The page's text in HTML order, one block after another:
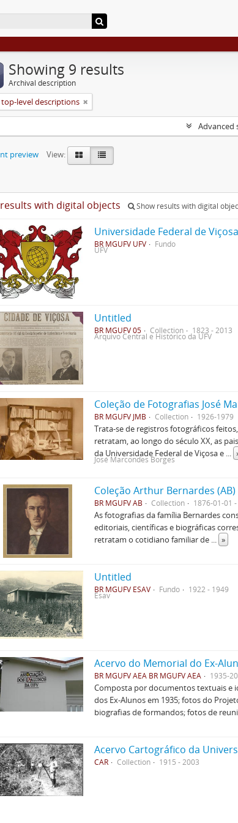
Showing 9 results
Archival description
level descriptions
Advanced
preview
View:
with digital objects Show results with digital
Universidade Federal de Viçosa
BR MGUFV UFV Fundo
UFV
Untitled
BR MGUFV 05 Collection 1823 - 2013
Arquivo Central e Histórico da UFV
Coleção de Fotografias José
BR MGUFV JMB Collection 1926-1979
Trata-se de registros fotográficos
retratam, ao longo do século XX, as
da Universidade Federal de Viçosa e
José Marcondes Borges
Coleção Arthur Bernardes (AB)
BR MGUFV AB Collection 1876-01-01
As fotografias da família Bernardes
editoriais, científicas e biográficas
retratam o cotidiano familiar de
»
Untitled
BR MGUFV ESAV Fundo 1922 - 1949
Esav
Acervo do Memorial do Ex-
BR MGUFV AEA BR MGUFV AEA 1935-
Composta por documentos textuais e
dos Ex-Alunos em 1935; fotos do
biografias de formandos; fotos de
Acervo Cartográfico da
CAR Collection 1915 - 2003